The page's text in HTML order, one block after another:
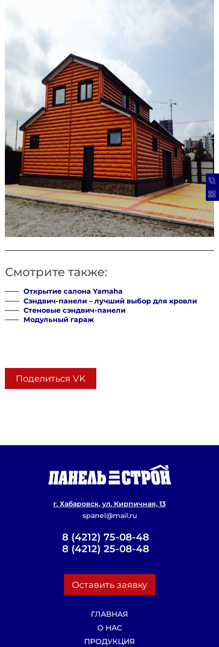
Открытие салона Yamaha
Сэндвич-панели – лучший выбор для
Стеновые сэндвич-панели
Модульный гараж
Поделиться VK
г. Хабаровск, ул. Кирпичная, 13
spanel@mail.ru
8 (4212) 75-08-48
8 (4212) 25-08-48
Оставить заявку
ГЛАВНАЯ
О НАС
ПРОДУКЦИЯ